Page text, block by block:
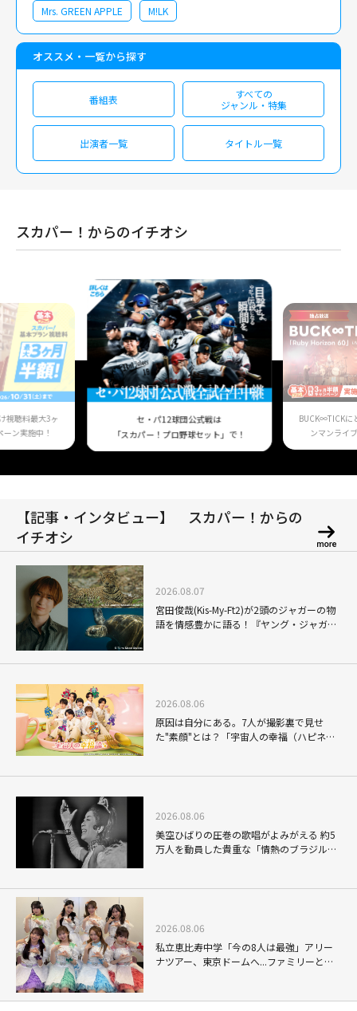
Mrs. GREEN APPLE M!LK
オススメ・一覧から探す
番組表
すべての
ジャンル・特集
出演者一覧 タイトル一覧
スカパー！からのイチオシ
視聴料最大3ヶ
ン実施中！
セ・パ12球団公式戦は
「スカパー！プロ野球セット」で！
BUCK∞TICKに
ンマンライ
【記事・インタビュー】 スカパー！からの
イチオシ
2026.08.07
宮田俊哉(Kis-My-Ft2)が2頭のジャガーの物
語を情感豊かに語る！『ヤング・ジャガ
ナレーションの妙
2026.08.06
原因は自分にある。7人が撮影裏で見せ
た"素顔"とは？「宇宙人の幸福（ハピネ
2026.08.06
美空ひばりの圧巻の歌唱がよみがえる 約5
万人を動員した貴重な「情熱のブラジル公
2026.08.06
私立恵比寿中学「今の8人は最強」アリー
ナツアー、東京ドームへ...ファミリーと目